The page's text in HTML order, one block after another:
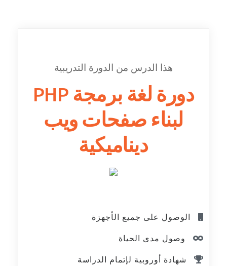
هذا الدرس من الدورة التدريبية
دورة لغة برمجة PHP
لبناء صفحات ويب
ديناميكية
الوصول على جميع الأجهزة
وصول مدى الحياة
شهادة أوروبية لإتمام الدراسة